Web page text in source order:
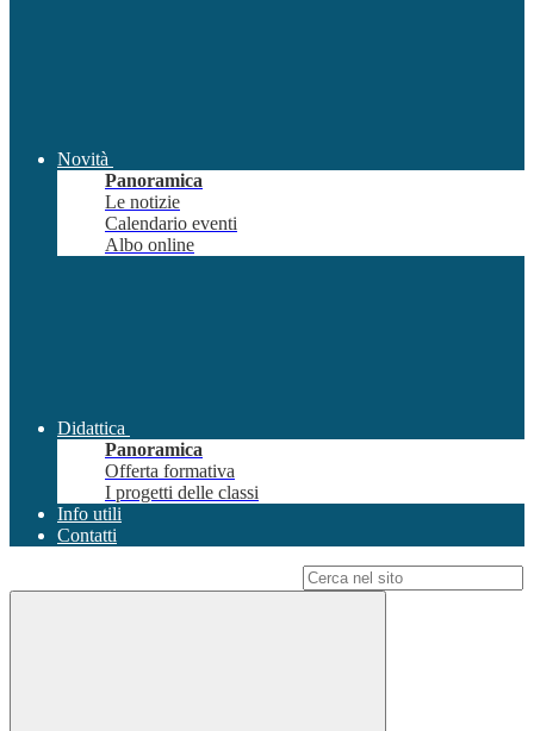
Novità
Panoramica
Le notizie
Calendario eventi
Albo online
Didattica
Panoramica
Offerta formativa
I progetti delle classi
Info utili
Contatti